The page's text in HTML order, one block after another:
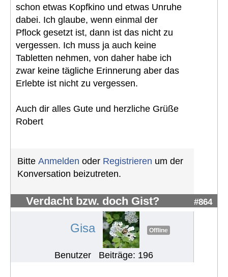
schon etwas Kopfkino und etwas Unruhe
dabei. Ich glaube, wenn einmal der
Pflock gesetzt ist, dann ist das nicht zu
vergessen. Ich muss ja auch keine
Tabletten nehmen, von daher habe ich
zwar keine tägliche Erinnerung aber das
Erlebte ist nicht zu vergessen.
Auch dir alles Gute und herzliche Grüße
Robert
Bitte Anmelden oder Registrieren um der
Konversation beizutreten.
Verdacht bzw. doch Gist? #864
Gisa Offline
Benutzer Beiträge: 196